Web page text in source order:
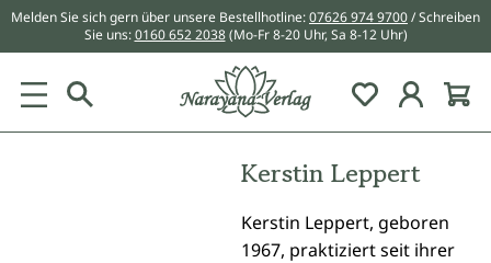
springen
Melden Sie sich gern über unsere Bestellhotline:07626 974 9700/ Schreiben
Sie uns:0160 652 2038 (Mo-Fr 8-20 Uhr, Sa 8-12 Uhr)
Du hast 0
Kerstin Leppert
Kerstin Leppert, geboren
1967, praktiziert seit ihrer